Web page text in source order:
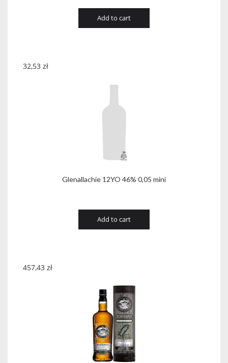
Add to cart
Glenallachie 12YO 46% 0,05 mini
32,53 zł
Add to cart
457,43 zł